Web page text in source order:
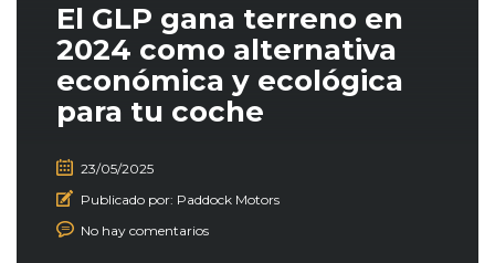
El GLP gana terreno en
2024 como alternativa
económica y ecológica
para tu coche
23/05/2025
Publicado por: Paddock Motors
No hay comentarios